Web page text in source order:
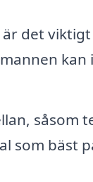
det
kan
såsom
som bäst